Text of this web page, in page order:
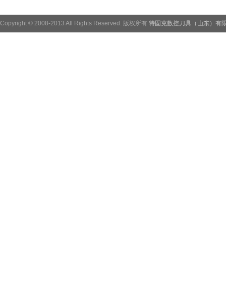
Copyright © 2008-2013 All Rights Reserved. 版权所有 特固克数控刀具（山东）有